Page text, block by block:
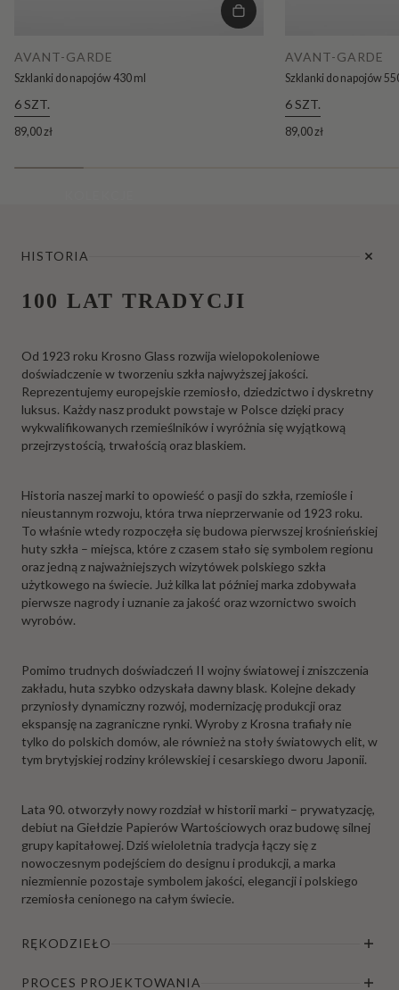
AVANT-GARDE
Szklanki do napojów 430 ml
6 SZT.
89,00 zł
AVANT-GARDE
Szklanki do napojów
6 SZT.
89,00 zł
HISTORIA
100 LAT TRADYCJI
Od 1923 roku Krosno Glass rozwija wielopokoleniowe
doświadczenie w tworzeniu szkła najwyższej jakości.
Reprezentujemy europejskie rzemiosło, dziedzictwo i dyskretny
luksus. Każdy nasz produkt powstaje w Polsce dzięki pracy
wykwalifikowanych rzemieślników i wyróżnia się wyjątkową
przejrzystością, trwałością oraz blaskiem.
Historia naszej marki to opowieść o pasji do szkła, rzemiośle i
nieustannym rozwoju, która trwa nieprzerwanie od 1923 roku.
To właśnie wtedy rozpoczęła się budowa pierwszej krośnieńskiej
huty szkła – miejsca, które z czasem stało się symbolem regionu
oraz jedną z najważniejszych wizytówek polskiego szkła
użytkowego na świecie. Już kilka lat później marka zdobywała
pierwsze nagrody i uznanie za jakość oraz wzornictwo swoich
wyrobów.
Pomimo trudnych doświadczeń II wojny światowej i zniszczenia
zakładu, huta szybko odzyskała dawny blask. Kolejne dekady
przyniosły dynamiczny rozwój, modernizację produkcji oraz
ekspansję na zagraniczne rynki. Wyroby z Krosna trafiały nie
tylko do polskich domów, ale również na stoły światowych elit, w
tym brytyjskiej rodziny królewskiej i cesarskiego dworu Japonii.
Lata 90. otworzyły nowy rozdział w historii marki – prywatyzację,
debiut na Giełdzie Papierów Wartościowych oraz budowę silnej
grupy kapitałowej. Dziś wieloletnia tradycja łączy się z
nowoczesnym podejściem do designu i produkcji, a marka
niezmiennie pozostaje symbolem jakości, elegancji i polskiego
rzemiosła cenionego na całym świecie.
RĘKODZIEŁO
PROCES PROJEKTOWANIA